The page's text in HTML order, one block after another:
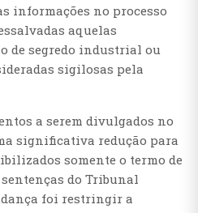
informações no processo
aquelas
de segredo industrial ou
sigilosas pela
a serem divulgados no
significativa redução para
somente o termo de
do Tribunal
foi restringir a